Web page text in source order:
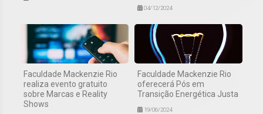
04/12/2024
Faculdade Mackenzie Rio
realiza evento gratuito
sobre Marcas e Reality
Shows
Faculdade Mackenzie Rio
oferecerá Pós em
Transição Energética Justa
19/06/2024